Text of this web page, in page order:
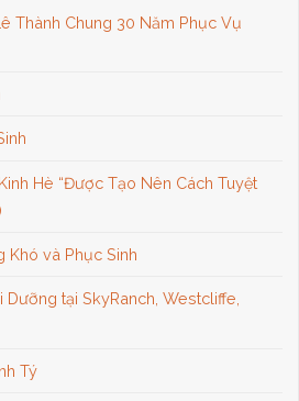
Thành Chung 30 Năm Phục Vụ
Hè “Được Tạo Nên Cách Tuyệt
Khó và Phục Sinh
Dưỡng tại SkyRanch, Westcliffe,
Tý